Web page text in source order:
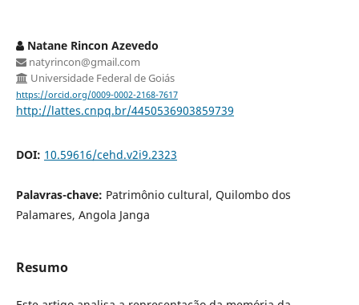
Natane Rincon Azevedo
natyrincon@gmail.com
Universidade Federal de Goiás
https://orcid.org/0009-0002-2168-7617
http://lattes.cnpq.br/4450536903859739
DOI: 10.59616/cehd.v2i9.2323
Palavras-chave: Patrimônio cultural, Quilombo dos
Palamares, Angola Janga
Resumo